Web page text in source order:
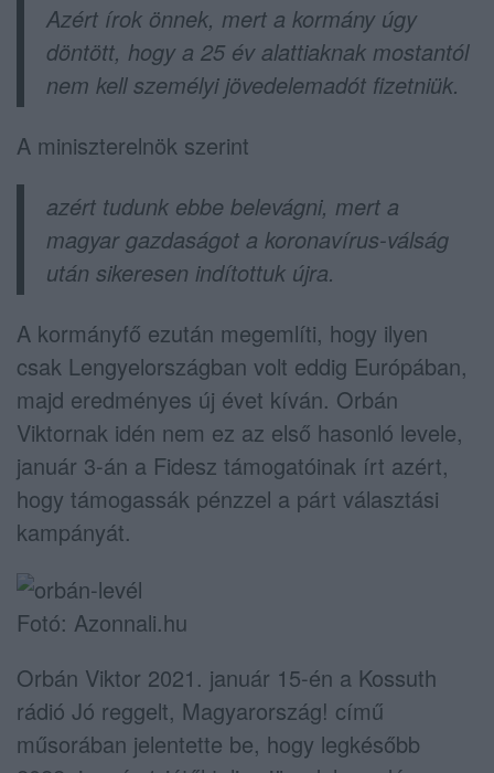
Azért írok önnek, mert a kormány úgy
döntött, hogy a 25 év alattiaknak mostantól
nem kell személyi jövedelemadót fizetniük.
A miniszterelnök szerint
azért tudunk ebbe belevágni, mert a
magyar gazdaságot a koronavírus-válság
után sikeresen indítottuk újra.
A kormányfő ezután megemlíti, hogy ilyen
csak Lengyelországban volt eddig Európában,
majd eredményes új évet kíván. Orbán
Viktornak idén nem ez az első hasonló levele,
január 3-án a Fidesz támogatóinak írt azért,
hogy támogassák pénzzel a párt választási
kampányát.
Fotó: Azonnali.hu
Orbán Viktor 2021. január 15-én a Kossuth
rádió Jó reggelt, Magyarország! című
műsorában jelentette be, hogy legkésőbb